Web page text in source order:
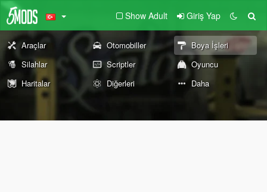
Show Adult Giriş Yap
Araçlar Otomobiller
Boya İşleri
Silahlar
Scriptler
Oyuncu
Haritalar
Diğerleri Daha